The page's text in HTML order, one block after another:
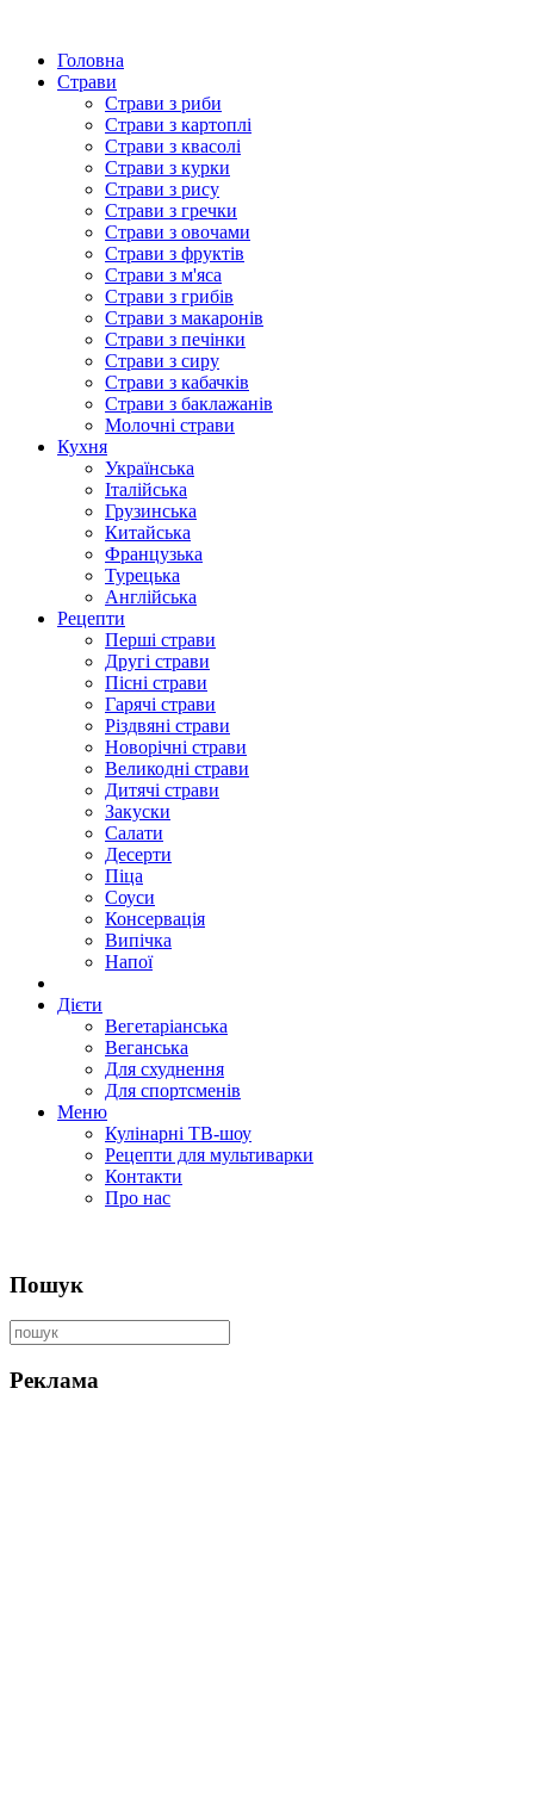
Головна
Страви
Страви з риби
Страви з картоплі
Страви з квасолі
Страви з курки
Страви з рису
Страви з гречки
Страви з овочами
Страви з фруктів
Страви з м'яса
Страви з грибів
Страви з макаронів
Страви з печінки
Страви з сиру
Страви з кабачків
Страви з баклажанів
Молочні страви
Кухня
Українська
Італійська
Грузинська
Китайська
Французька
Турецька
Англійська
Рецепти
Перші страви
Другі страви
Пісні страви
Гарячі страви
Різдвяні страви
Новорічні страви
Великодні страви
Дитячі страви
Закуски
Салати
Десерти
Піца
Соуси
Консервація
Випічка
Напої
Дієти
Вегетаріанська
Веганська
Для схуднення
Для спортсменів
Меню
Кулінарні ТВ-шоу
Рецепти для мультиварки
Контакти
Про нас
Пошук
Реклама